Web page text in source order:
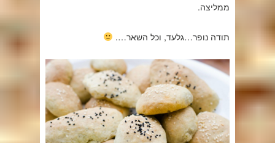
ממליצה.
תודה נופר…גלעד, וכל השאר….